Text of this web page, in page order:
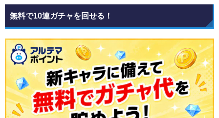
無料で10連ガチャを回せる！